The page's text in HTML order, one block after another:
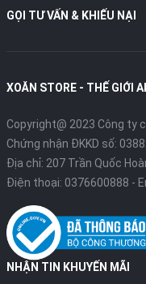
iPad mini
Bạn có thể chơi nhiều
giật lag cùng việc lưu trữ
tiện. IOS 12 đã được cài
động sẽ không có gì khó.
5 sẽ được nhà táo cập
biệt hơn đi kèm với máy
cho người dùng để có
vui cho những người
GỌI TƯ VẤN & KHIẾU NẠI
XOĂN STORE - THẾ GIỚI
Copyright@ 2023 Công ty
Chứng nhận ĐKKD số:
Địa chỉ: 207 Trần Quốc
Điện thoại: 0376600888 -
NHẬN TIN KHUYẾN MÃI